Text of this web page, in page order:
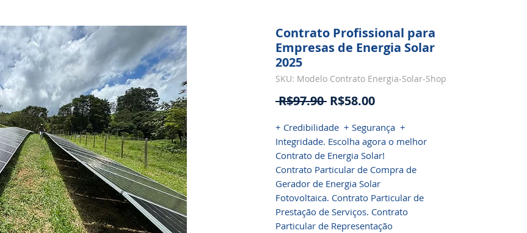
Contrato Profissional para
Empresas de Energia Solar
2025
SKU: Modelo Contrato Energia-Solar-Shop
R$97.90 Regular
R$58.00Sale
+ Credibilidade + Segurança +
Integridade. Escolha agora o melhor
Contrato de Energia Solar!
Contrato Particular de Compra de
Gerador de Energia Solar
Fotovoltaica. Contrato Particular de
Prestação de Serviços. Contrato
Particular de Representação